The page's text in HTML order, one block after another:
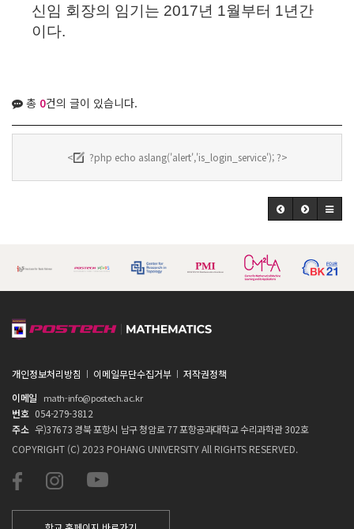
신임 회장의 임기는 2017년 1월부터 1년간
이다.
총 0건의 글이 있습니다.
< ?php echo aslang('alert','is_login_service'); ?>
개인정보처리방침 이메일무단수집거부
저작권정책
이메일
math-info@postech.ac.kr
번호 054-279-3812
주소 우)37673 경북 포항시 남구 청암로 77 포항공과대학교 수리과학관 302호
COPYRIGHT (C) 2023 POHANG UNIVERSITY All RIGHTS RESERVED.